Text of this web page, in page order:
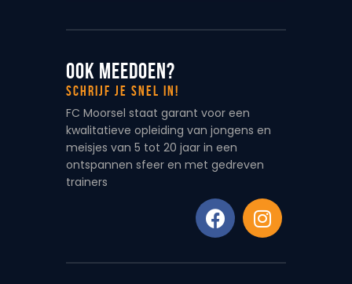
Ook meedoen?
Schrijf je snel in!
FC Moorsel staat garant voor een
kwalitatieve opleiding van jongens en
meisjes van 5 tot 20 jaar in een
ontspannen sfeer en met gedreven
trainers